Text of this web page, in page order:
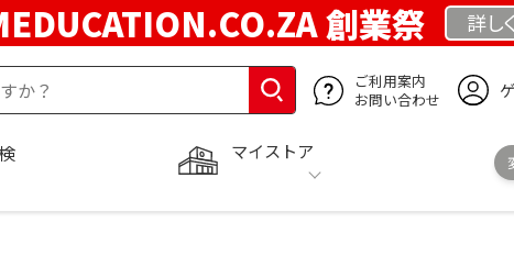
創業祭 詳し
ご利用案内
お問い合わせ
マイストア